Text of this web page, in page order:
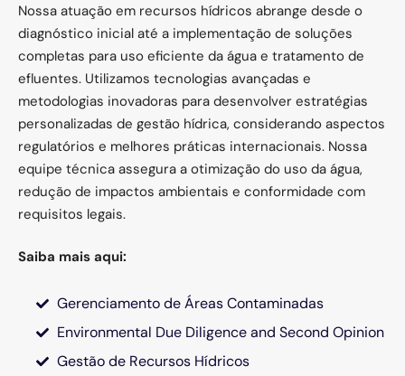
Nossa atuação em recursos hídricos abrange desde o
diagnóstico inicial até a implementação de soluções
completas para uso eficiente da água e tratamento de
efluentes. Utilizamos tecnologias avançadas e
metodologias inovadoras para desenvolver estratégias
personalizadas de gestão hídrica, considerando aspectos
regulatórios e melhores práticas internacionais. Nossa
equipe técnica assegura a otimização do uso da água,
redução de impactos ambientais e conformidade com
requisitos legais.
Saiba mais aqui:
Gerenciamento de Áreas Contaminadas
Environmental Due Diligence and Second Opinion
Gestão de Recursos Hídricos